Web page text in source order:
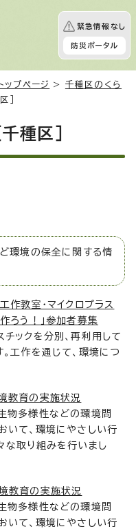
緊急情報なし
防災ポータル
ップページ > 千種区のくら
］
種区］
環境の保全に関する情
作教室・マイクロプラス
ろう！」参加者募集
ックを分別、再利用して
工作を通じて、環境につ
教育の実施状況
物多様性などの環境問
いて、環境にやさしい行
な取り組みを行いまし
教育の実施状況
物多様性などの環境問
いて、環境にやさしい行